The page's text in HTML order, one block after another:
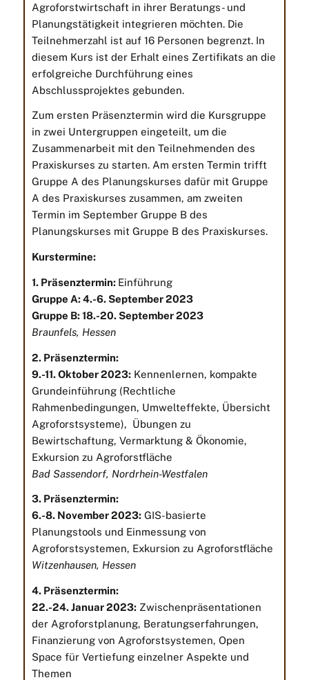
Agroforstwirtschaft in ihrer Beratungs- und
Planungstätigkeit integrieren möchten. Die
Teilnehmerzahl ist auf 16 Personen begrenzt. In
diesem Kurs ist der Erhalt eines Zertifikats an die
erfolgreiche Durchführung eines
Abschlussprojektes gebunden.
Zum ersten Präsenztermin wird die Kursgruppe
in zwei Untergruppen eingeteilt, um die
Zusammenarbeit mit den Teilnehmenden des
Praxiskurses zu starten. Am ersten Termin trifft
Gruppe A des Planungskurses dafür mit Gruppe
A des Praxiskurses zusammen, am zweiten
Termin im September Gruppe B des
Planungskurses mit Gruppe B des Praxiskurses.
Kurstermine:
1. Präsenztermin: Einführung
Gruppe A: 4.-6. September 2023
Gruppe B: 18.-20. September 2023
Braunfels, Hessen
2. Präsenztermin:
9.-11. Oktober 2023: Kennenlernen, kompakte
Grundeinführung (Rechtliche
Rahmenbedingungen, Umwelteffekte, Übersicht
Agroforstsysteme), Übungen zu
Bewirtschaftung, Vermarktung & Ökonomie,
Exkursion zu Agroforstfläche
Bad Sassendorf, Nordrhein-Westfalen
3. Präsenztermin:
6.-8. November 2023:GIS-basierte
Planungstools und Einmessung von
Agroforstsystemen, Exkursion zu Agroforstfläche
Witzenhausen, Hessen
4. Präsenztermin:
22.-24. Januar 2023: Zwischenpräsentationen
der Agroforstplanung, Beratungserfahrungen,
Finanzierung von Agroforstsystemen, Open
Space für Vertiefung einzelner Aspekte und
Themen